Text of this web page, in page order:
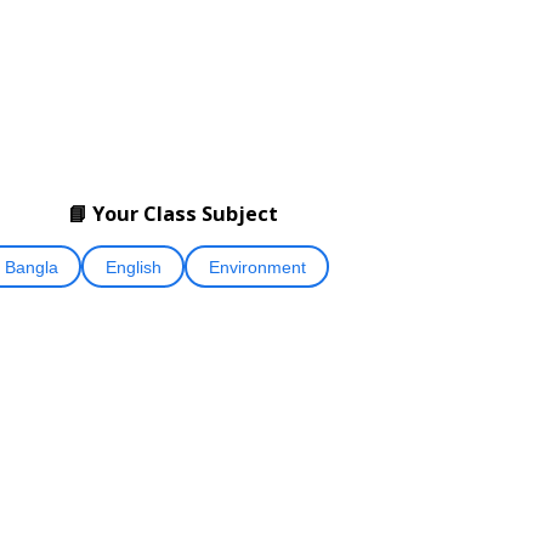
📘 Your Class Subject
Bangla English Environment